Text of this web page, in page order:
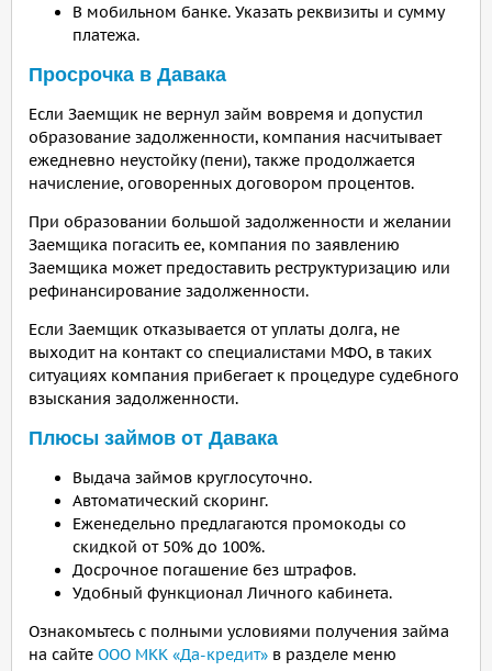
В мобильном банке. Указать реквизиты и сумму
платежа.
Просрочка в Давака
Если Заемщик не вернул займ вовремя и допустил
образование задолженности, компания насчитывает
ежедневно неустойку (пени), также продолжается
начисление, оговоренных договором процентов.
При образовании большой задолженности и желании
Заемщика погасить ее, компания по заявлению
Заемщика может предоставить реструктуризацию или
рефинансирование задолженности.
Если Заемщик отказывается от уплаты долга, не
выходит на контакт со специалистами МФО, в таких
ситуациях компания прибегает к процедуре судебного
взыскания задолженности.
Плюсы займов от Давака
Выдача займов круглосуточно.
Автоматический скоринг.
Еженедельно предлагаются промокоды со
скидкой от 50% до 100%.
Досрочное погашение без штрафов.
Удобный функционал Личного кабинета.
Ознакомьтесь с полными условиями получения займа
на сайте ООО МКК «Да-кредит» в разделе меню